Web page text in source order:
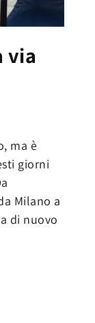
via
ma è
giorni
Milano a
di nuovo